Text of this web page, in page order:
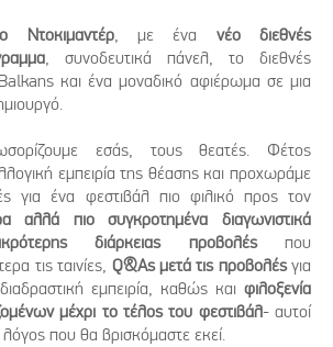
Ντοκιμαντέρ, με ένα νέο διεθνές
, συνοδευτικά πάνελ, το διεθνές
και ένα μοναδικό αφιέρωμα σε μια
εσάς, τους θεατές. Φέτος
εμπειρία της θέασης και προχωράμε
για ένα φεστιβάλ πιο φιλικό προς τον
αλλά πιο συγκροτημένα διαγωνιστικά
διάρκειας προβολέςπου
τις ταινίες, Q&As μετά τις προβολέςγια
εμπειρία, καθώς και φιλοξενία
μέχρι το τέλος του φεστιβάλ- αυτοί
που θα βρισκόμαστε εκεί.